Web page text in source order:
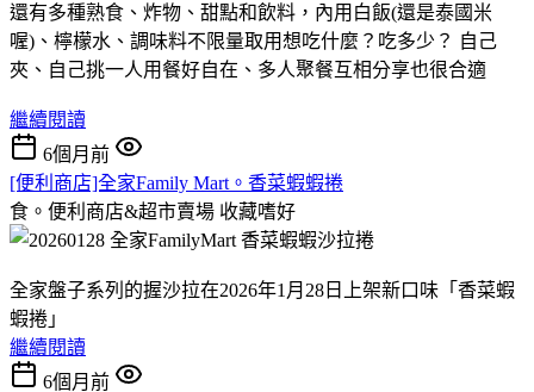
還有多種熟食、炸物、甜點和飲料，內用白飯(還是泰國米
喔)、檸檬水、調味料不限量取用想吃什麼？吃多少？ 自己
夾、自己挑一人用餐好自在、多人聚餐互相分享也很合適
繼續閱讀
6個月前
[便利商店]全家Family Mart。香菜蝦蝦捲
食。便利商店&超市賣場 收藏嗜好
全家盤子系列的握沙拉在2026年1月28日上架新口味「香菜蝦
蝦捲」
繼續閱讀
6個月前